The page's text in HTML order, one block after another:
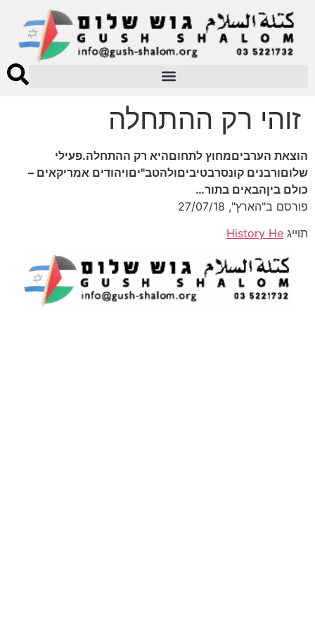
זוהי רק ההתחלה
הוצאת הערביםמחוץ לתחוםהיא רק ההתחלה.פעילי
שלוםורבנים קונסרבטיביםולהטב"יםויהודים אמריקאים –
כולם ביןהבאים בתור…
פורסם ב"הארץ", 27/07/18
תוייג History He